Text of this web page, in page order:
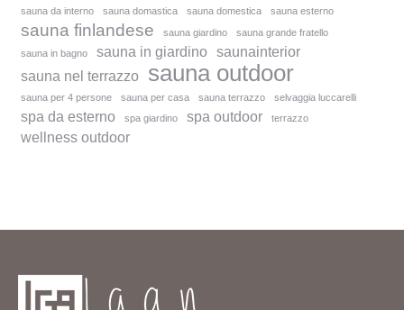
sauna da interno sauna domastica sauna domestica sauna esterno
sauna finlandese sauna giardino
sauna grande fratello
sauna in bagno
sauna in giardino saunainterior
sauna nel terrazzo
sauna outdoor
sauna per 4 persone sauna per casa sauna terrazzo selvaggia luccarelli
spa da esterno spa giardino spa outdoor terrazzo
wellness outdoor